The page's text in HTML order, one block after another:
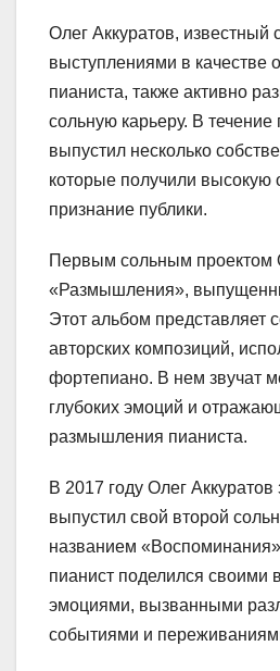
Олег Аккуратов, известный
выступлениями в качестве
пианиста, также активно
сольную карьеру. В течение
выпустил несколько
которые получили высокую
признание публики.
Первым сольным проектом
«Размышления»,
Этот альбом представляет
авторских композиций,
фортепиано. В нем звучат
глубоких эмоций и
размышления пианиста.
В 2017 году Олег Аккуратов
выпустил свой второй
названием
пианист поделился своими
эмоциями, вызванными
событиями и